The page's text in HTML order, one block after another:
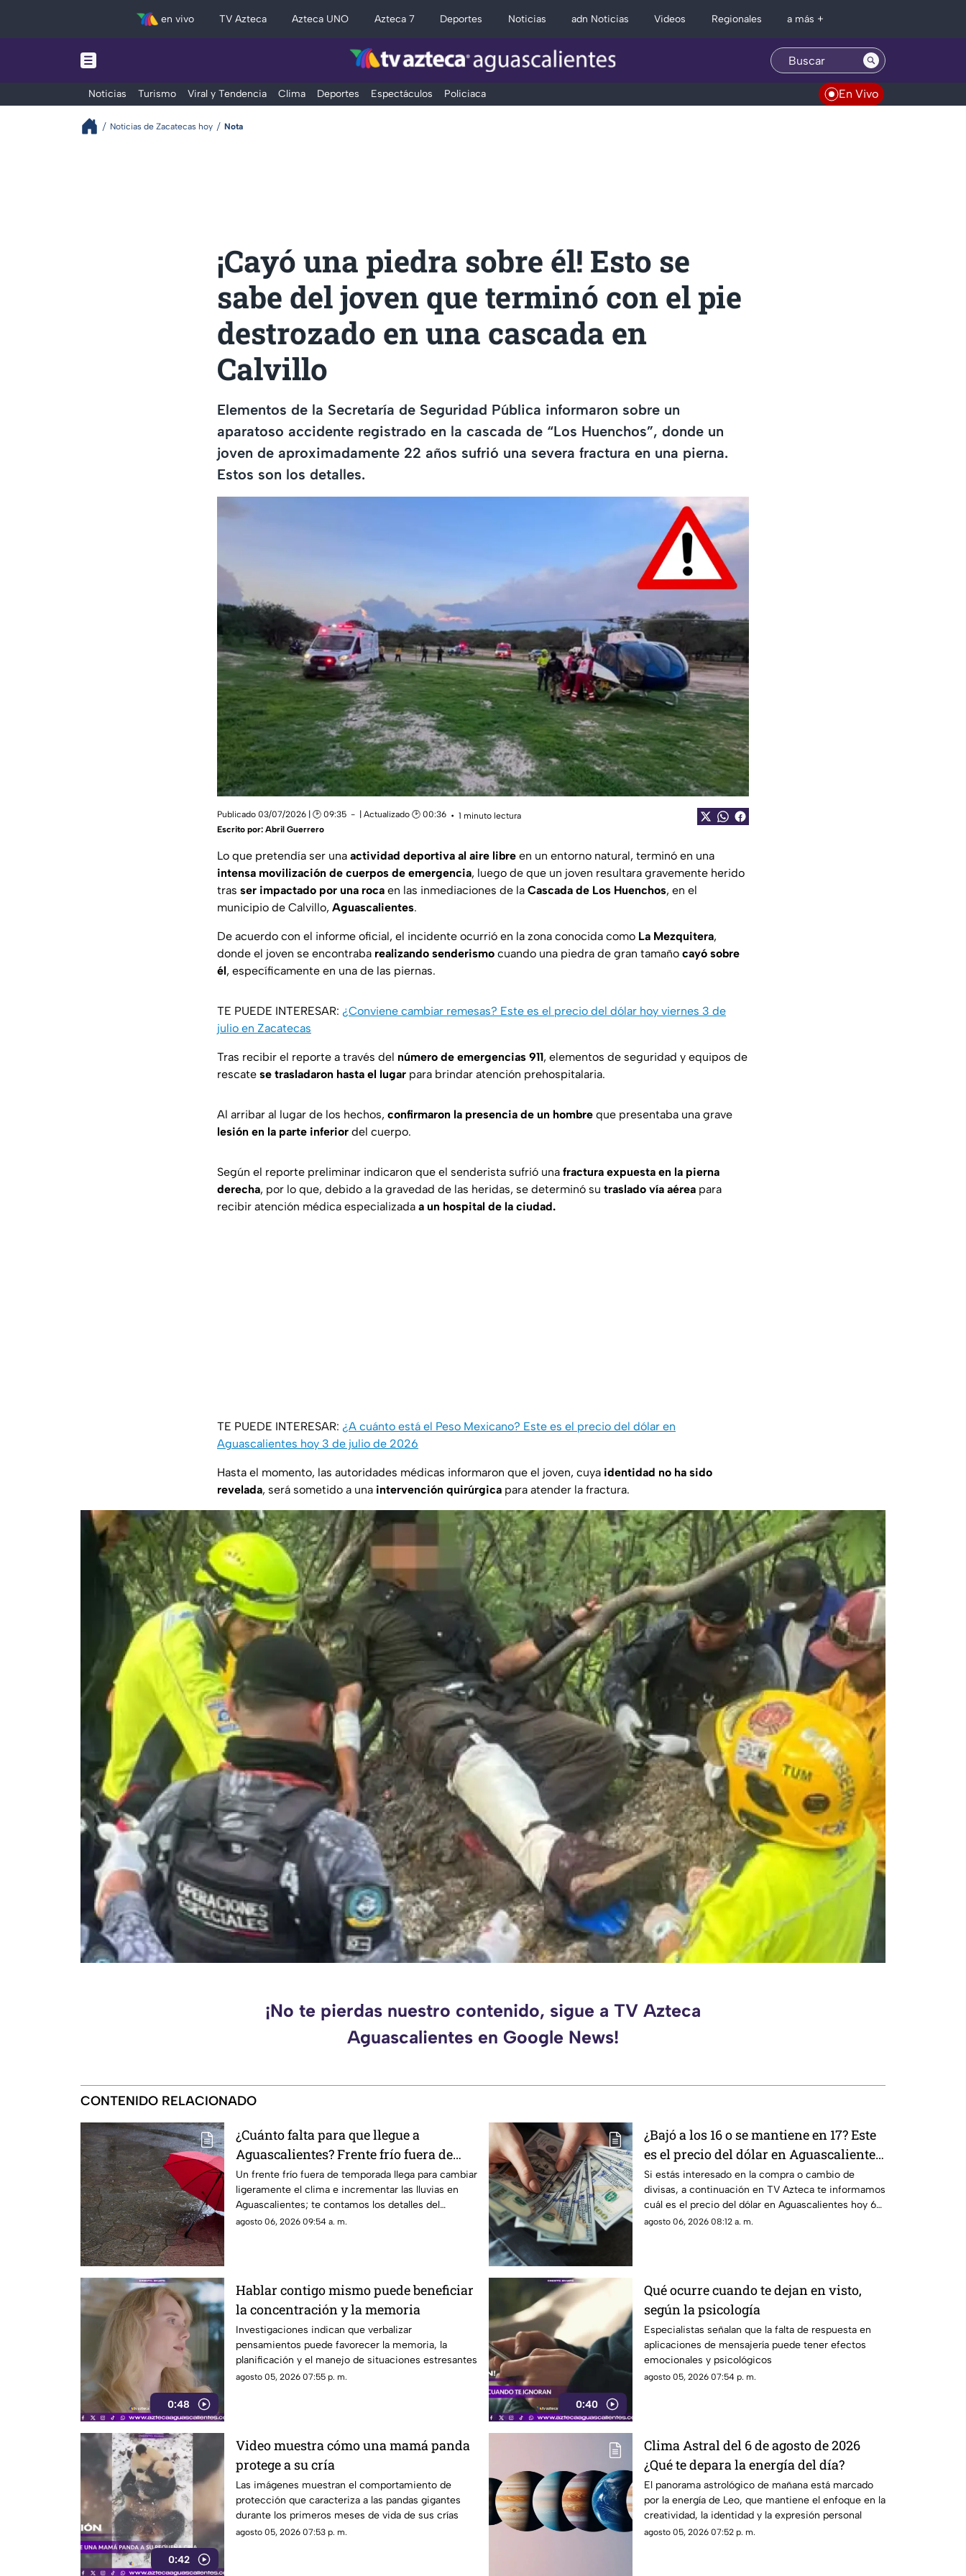
en vivo TV Azteca Azteca UNO Azteca 7 Deportes Noticias adn Noticias Videos Regionales a más +
Noticias Turismo Viral y Tendencia Clima Deportes Espectáculos Policiaca En Vivo
Noticias de Zacatecas hoy Nota
¡Cayó una piedra sobre él! Esto se
sabe del joven que terminó con el pie
destrozado en una cascada en
Calvillo
Elementos de la Secretaría de Seguridad Pública informaron sobre un
aparatoso accidente registrado en la cascada de “Los Huenchos”, donde un
joven de aproximadamente 22 años sufrió una severa fractura en una pierna.
Estos son los detalles.
Publicado 03/07/2026 | 🕑 09:35 | Actualizado 🕑 00:36
1 minuto lectura
Escrito por: Abril Guerrero
Lo que pretendía ser una actividad deportiva al aire libre en un entorno natural, terminó en una
intensa movilización de cuerpos de emergencia, luego de que un joven resultara gravemente herido
tras ser impactado por una roca en las inmediaciones de la Cascada de Los Huenchos, en el
municipio de Calvillo, Aguascalientes.
De acuerdo con el informe oficial, el incidente ocurrió en la zona conocida como La Mezquitera,
donde el joven se encontraba realizando senderismo cuando una piedra de gran tamaño cayó sobre
él, específicamente en una de las piernas.
TE PUEDE INTERESAR: ¿Conviene cambiar remesas? Este es el precio del dólar hoy viernes 3 de
julio en Zacatecas
Tras recibir el reporte a través del número de emergencias 911, elementos de seguridad y equipos de
rescate se trasladaron hasta el lugar para brindar atención prehospitalaria.
Al arribar al lugar de los hechos, confirmaron la presencia de un hombre que presentaba una grave
lesión en la parte inferior del cuerpo.
Según el reporte preliminar indicaron que el senderista sufrió una fractura expuesta en la pierna
derecha, por lo que, debido a la gravedad de las heridas, se determinó su traslado vía aérea para
recibir atención médica especializada a un hospital de la ciudad.
TE PUEDE INTERESAR: ¿A cuánto está el Peso Mexicano? Este es el precio del dólar en
Aguascalientes hoy 3 de julio de 2026
Hasta el momento, las autoridades médicas informaron que el joven, cuya identidad no ha sido
revelada, será sometido a una intervención quirúrgica para atender la fractura.
¡No te pierdas nuestro contenido, sigue a TV Azteca
Aguascalientes en Google News!
CONTENIDO RELACIONADO
¿Cuánto falta para que llegue a
Aguascalientes? Frente frío fuera de
temporada afectará en agosto 2026
Un frente frío fuera de temporada llega para cambiar
ligeramente el clima e incrementar las lluvias en
Aguascalientes; te contamos los detalles del
pronóstico
agosto 06, 2026 09:54 a. m.
¿Bajó a los 16 o se mantiene en 17? Este
es el precio del dólar en Aguascalientes
hoy 6 de agosto de 2026
Si estás interesado en la compra o cambio de
divisas, a continuación en TV Azteca te informamos
cuál es el precio del dólar en Aguascalientes hoy 6
de agosto
agosto 06, 2026 08:12 a. m.
0:48
Hablar contigo mismo puede beneficiar
la concentración y la memoria
Investigaciones indican que verbalizar
pensamientos puede favorecer la memoria, la
planificación y el manejo de situaciones estresantes
agosto 05, 2026 07:55 p. m.
0:40
Qué ocurre cuando te dejan en visto,
según la psicología
Especialistas señalan que la falta de respuesta en
aplicaciones de mensajería puede tener efectos
emocionales y psicológicos
agosto 05, 2026 07:54 p. m.
0:42
Video muestra cómo una mamá panda
protege a su cría
Las imágenes muestran el comportamiento de
protección que caracteriza a las pandas gigantes
durante los primeros meses de vida de sus crías
agosto 05, 2026 07:53 p. m.
Clima Astral del 6 de agosto de 2026
¿Qué te depara la energía del día?
El panorama astrológico de mañana está marcado
por la energía de Leo, que mantiene el enfoque en la
creatividad, la identidad y la expresión personal
agosto 05, 2026 07:52 p. m.